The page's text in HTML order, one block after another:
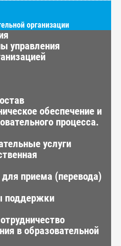
организации
управления
обеспечение и
процесса.
услуги
приема (перевода)
поддержки
в образовательной